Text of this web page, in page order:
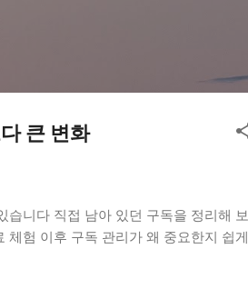
큰 변화
니다 직접 남아 있던 구독을 정리해 보
험 이후 구독 관리가 왜 중요한지 쉽게